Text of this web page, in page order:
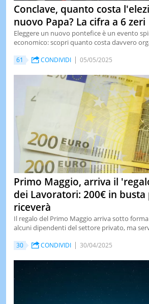
Conclave, quanto costa
nuovo Papa? La cifra a 6 zeri
Eleggere un nuovo pontefice è un evento
economico: scopri quanto costa davvero
61 CONDIVIDI 05/05/2025
Primo Maggio, arriva il
dei Lavoratori: 200€ in busta
riceverà
Il regalo del Primo Maggio arriva sotto
alcuni dipendenti del settore privato, ma
30 CONDIVIDI 30/04/2025